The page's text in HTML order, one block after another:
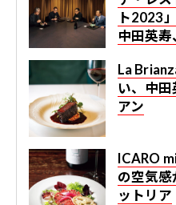
ト2023
中田英
La
い、中田
アン
ICARO
の空気
ットリア